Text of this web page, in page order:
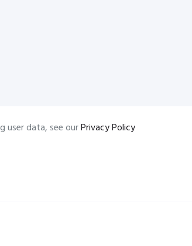
user data, see ourPrivacy Policy